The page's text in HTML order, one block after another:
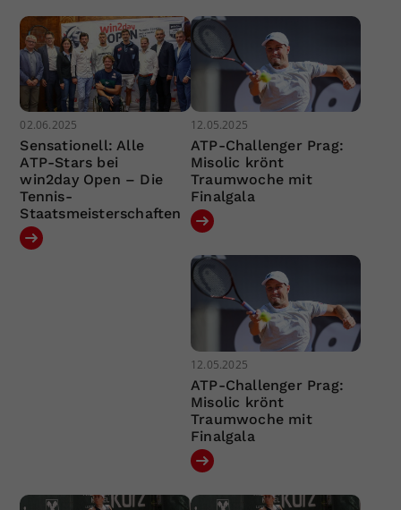
02.06.2025
Sensationell: Alle
ATP-Stars bei
win2day Open – Die
Tennis-
Staatsmeisterschaften
12.05.2025
ATP-Challenger Prag:
Misolic krönt
Traumwoche mit
Finalgala
12.05.2025
ATP-Challenger Prag:
Misolic krönt
Traumwoche mit
Finalgala